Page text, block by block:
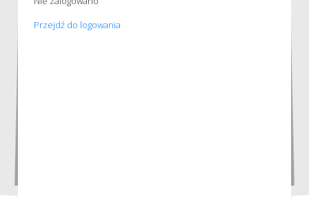
Przejdź do logowania